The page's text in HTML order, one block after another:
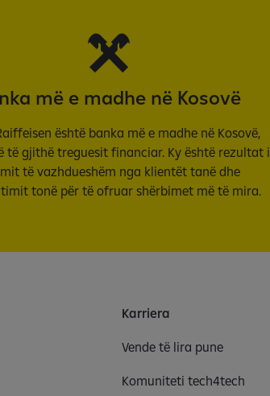
më e madhe në Kosovë
është banka më e madhe në Kosovë,
të gjithë treguesit financiar. Ky është rezultat i
të vazhdueshëm nga klientët tanë dhe
tonë për të ofruar shërbimet më të mira.
Karriera
Vende të lira pune
Komuniteti tech4tech